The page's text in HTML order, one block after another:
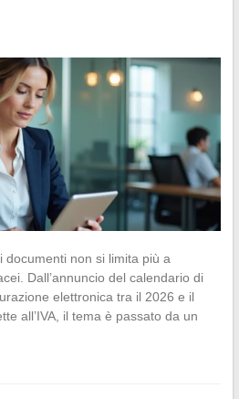
documenti non si limita più a
Dall’annuncio del calendario di
elettronica tra il 2026 e il
all’IVA, il tema è passato da un